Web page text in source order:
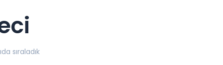
sıraladık